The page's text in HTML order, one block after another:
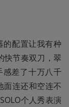
配置让我有种
快节奏双刀，翠
差了十万八千
面连还和空连不
个人秀表演